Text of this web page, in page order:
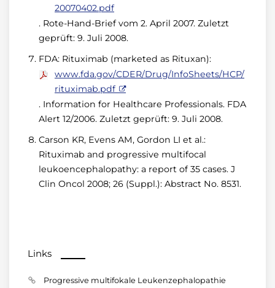
20070402.pdf
. Rote-Hand-Brief vom 2. April 2007. Zuletzt
geprüft: 9. Juli 2008.
FDA: Rituximab (marketed as Rituxan):
www.fda.gov/CDER/Drug/InfoSheets/HCP/
rituximab.pdf
. Information for Healthcare Professionals. FDA
Alert 12/2006. Zuletzt geprüft: 9. Juli 2008.
Carson KR, Evens AM, Gordon LI et al.:
Rituximab and progressive multifocal
leukoencephalopathy: a report of 35 cases. J
Clin Oncol 2008; 26 (Suppl.): Abstract No. 8531.
Links
Progressive multifokale Leukenzephalopathie